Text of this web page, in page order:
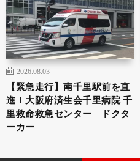
2026.08.03
【緊急走行】南千里駅前を直
進！大阪府済生会千里病院 千
里救命救急センター ドクタ
ーカー